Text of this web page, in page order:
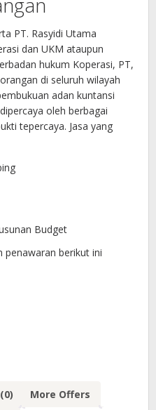
PT. Rasyidi Utama
dan UKM ataupun
hukum Koperasi, PT,
di seluruh wilayah
adan kuntansi
oleh berbagai
tepercaya. Jasa yang
Budget
penawaran berikut ini
More Offers